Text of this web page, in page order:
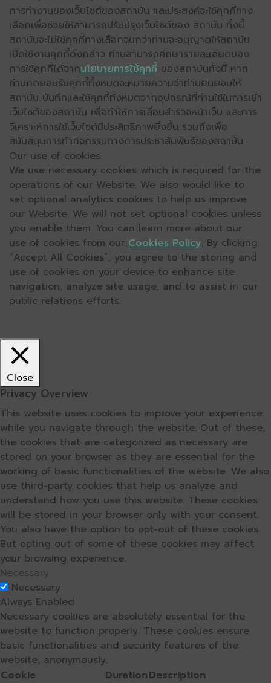
การทำงานของเว็บไซต์ของสถาบัน และประสงค์จะใช้คุกกี้ทาง
เลือกเพื่อช่วยให้สามารถปรับปรุงเว็บไซต์ของ สถาบัน ทั้งนี้
สถาบันจะไม่ใช้คุกกี้ทางเลือกจนกว่าท่านจะอนุญาตให้สถาบัน
เปิดใช้งานคุกกี้ดังกล่าว ท่านสามารถศึกษารายละเอียดของ
การใช้คุกกี้ได้จากนโยบายการใช้คุกกี้ ของสถาบันทั้งนี้ หาก
ท่านกดยอมรับคุกกี้ทั้งหมดจะหมายความว่าท่านยินยอมให้
สถาบัน บันทึกและใช้คุกกี้ทั้งหมดจากอุปกรณ์ที่ท่านใช้ในการเข้า
เว็บไซต์ของสถาบัน เพื่อทำให้การเลื่อนสำรวจหน้าเว็บ และการ
วิเคราะห์การใช้เว็บไซต์มีประสิทธิภาพยิ่งขึ้น รวมถึงเพื่อ
สนับสนุนการทำกิจกรรมทางการประชาสัมพันธ์ของสถาบัน
Our use of cookies
We use necessary cookies which is required for the
operations of our Website. We also would like to
set optional analytics cookies to help us improve
our Website. We will not set optional cookies unless
you enable them. You can learn more about our
use of cookies from our Cookies Policy. By clicking
“Accept All Cookies”, you agree to the storing and
use of cookies on your device to enhance site
navigation, analyze site usage, and to assist in our
public relations efforts.
Close
Privacy Overview
This website uses cookies to improve your experience
while you navigate through the website. Out of these,
the cookies that are categorized as necessary are
stored on your browser as they are essential for the
working of basic functionalities of the website. We also
use third-party cookies that help us analyze and
understand how you use this website. These cookies
will be stored in your browser only with your consent.
You also have the option to opt-out of these cookies.
But opting out of some of these cookies may affect
your browsing experience.
Necessary
Necessary
Always Enabled
Necessary cookies are absolutely essential for the
website to function properly. These cookies ensure
basic functionalities and security features of the
website, anonymously.
Cookie
DurationDescription